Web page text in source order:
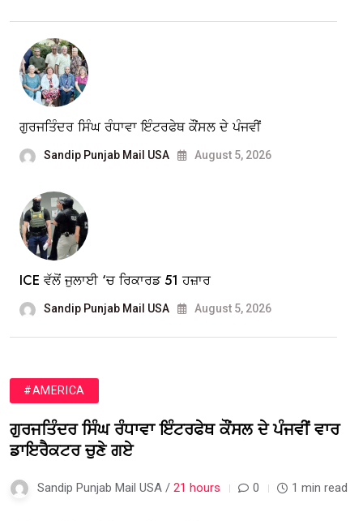
ਗੁਰਜਤਿੰਦਰ ਸਿੰਘ ਰੰਧਾਵਾ ਇੰਟਰਫੇਥ ਕੌਂਸਲ ਦੇ ਪੰਜਵੀਂ
Sandip Punjab Mail USA August 5, 2026
ICE ਵੱਲੋਂ ਜੁਲਾਈ ‘ਚ ਰਿਕਾਰਡ 51 ਹਜ਼ਾਰ
Sandip Punjab Mail USA August 5, 2026
#AMERICA
ਗੁਰਜਤਿੰਦਰ ਸਿੰਘ ਰੰਧਾਵਾ ਇੰਟਰਫੇਥ ਕੌਂਸਲ ਦੇ ਪੰਜਵੀਂ ਵਾਰ
ਡਾਇਰੈਕਟਰ ਚੁਣੇ ਗਏ
Sandip Punjab Mail USA / 21 hours 0 1 min read